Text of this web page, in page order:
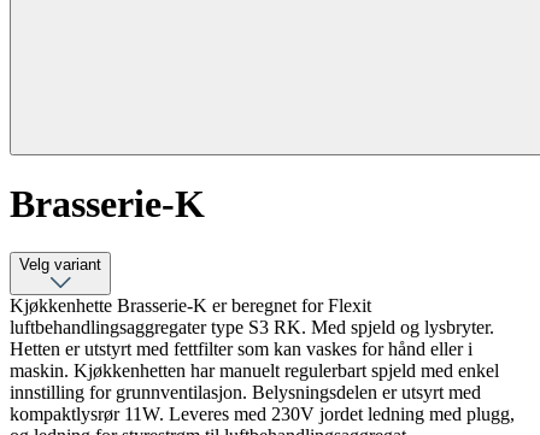
Brasserie-K
Velg variant
Kjøkkenhette Brasserie-K er beregnet for Flexit
luftbehandlingsaggregater type S3 RK. Med spjeld og lysbryter.
Hetten er utstyrt med fettfilter som kan vaskes for hånd eller i
maskin. Kjøkkenhetten har manuelt regulerbart spjeld med enkel
innstilling for grunnventilasjon. Belysningsdelen er utsyrt med
kompaktlysrør 11W. Leveres med 230V jordet ledning med plugg,